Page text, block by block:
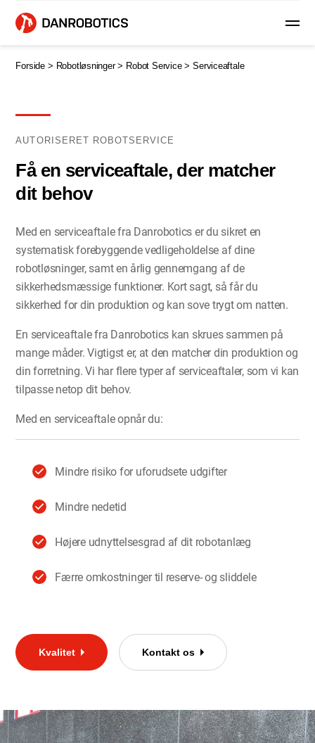
Forside > Robotløsninger > Robot Service > Serviceaftale
AUTORISERET ROBOTSERVICE
Få en serviceaftale, der matcher
dit behov
Med en serviceaftale fra Danrobotics er du sikret en
systematisk forebyggende vedligeholdelse af dine
robotløsninger, samt en årlig gennemgang af de
sikkerhedsmæssige funktioner. Kort sagt, så får du
sikkerhed for din produktion og kan sove trygt om natten.
En serviceaftale fra Danrobotics kan skrues sammen på
mange måder. Vigtigst er, at den matcher din produktion og
din forretning. Vi har flere typer af serviceaftaler, som vi kan
tilpasse netop dit behov.
Med en serviceaftale opnår du:
Mindre risiko for uforudsete udgifter
Mindre nedetid
Højere udnyttelsesgrad af dit robotanlæg
Færre omkostninger til reserve- og sliddele
Kvalitet Kontakt os